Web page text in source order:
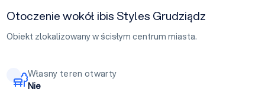
Otoczenie wokół ibis Styles Grudziądz
Obiekt zlokalizowany w ścisłym centrum miasta.
Własny teren otwarty
Nie